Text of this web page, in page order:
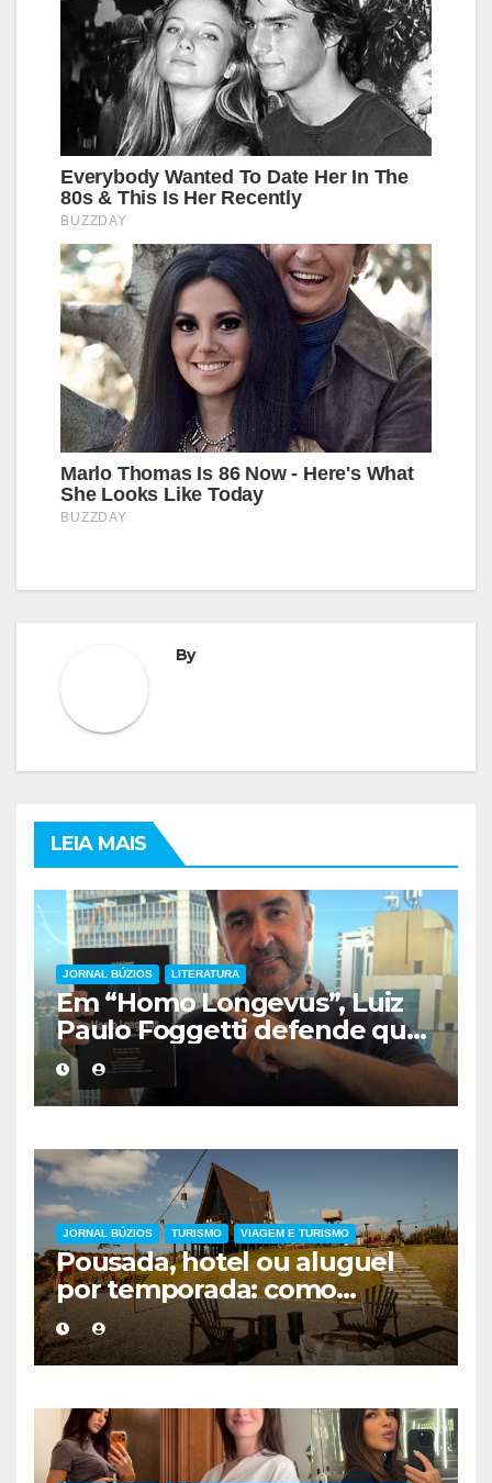
By
LEIA MAIS
JORNAL BÚZIOS LITERATURA
Em “Homo Longevus”, Luiz
Paulo Foggetti defende que
viver mais exigirá uma nova
forma de encarar a vida
JORNAL BÚZIOS TURISMO VIAGEM E TURISMO
Pousada, hotel ou aluguel
por temporada: como
escolher a melhor
hospedagem